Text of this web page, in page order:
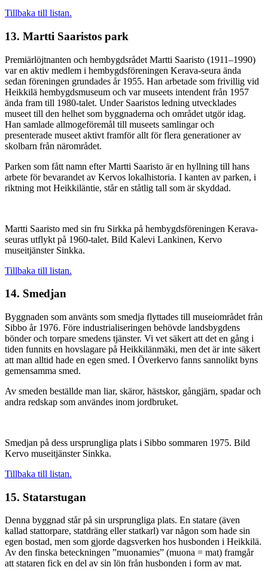
Tillbaka till listan.
13. Martti Saaristos park
Premiärlöjtnanten och hembygdsrådet Martti Saaristo (1911–1990)
var en aktiv medlem i hembygdsföreningen Kerava-seura ända
sedan föreningen grundades år 1955. Han arbetade som frivillig vid
Heikkilä hembygdsmuseum och var museets intendent från 1957
ända fram till 1980-talet. Under Saaristos ledning utvecklades
museet till den helhet som byggnaderna och området utgör idag.
Han samlade allmogeföremål till museets samlingar och
presenterade museet aktivt framför allt för flera generationer av
skolbarn från närområdet.
Parken som fått namn efter Martti Saaristo är en hyllning till hans
arbete för bevarandet av Kervos lokalhistoria. I kanten av parken, i
riktning mot Heikkiläntie, står en ståtlig tall som är skyddad.
Martti Saaristo med sin fru Sirkka på hembygdsföreningen Kerava-
seuras utflykt på 1960-talet. Bild Kalevi Lankinen, Kervo
museitjänster Sinkka.
Tillbaka till listan.
14. Smedjan
Byggnaden som använts som smedja flyttades till museiområdet från
Sibbo år 1976. Före industrialiseringen behövde landsbygdens
bönder och torpare smedens tjänster. Vi vet säkert att det en gång i
tiden funnits en hovslagare på Heikkilänmäki, men det är inte säkert
att man alltid hade en egen smed. I Överkervo fanns sannolikt byns
gemensamma smed.
Av smeden beställde man liar, skäror, hästskor, gångjärn, spadar och
andra redskap som användes inom jordbruket.
Smedjan på dess ursprungliga plats i Sibbo sommaren 1975. Bild
Kervo museitjänster Sinkka.
Tillbaka till listan.
15. Statarstugan
Denna byggnad står på sin ursprungliga plats. En statare (även
kallad stattorpare, statdräng eller statkarl) var någon som hade sin
egen bostad, men som gjorde dagsverken hos husbonden i Heikkilä.
Av den finska beteckningen ”muonamies” (muona = mat) framgår
att stataren fick en del av sin lön från husbonden i form av mat.